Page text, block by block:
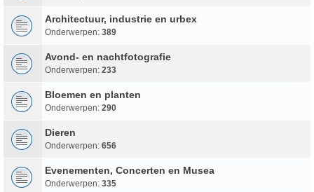
Architectuur, industrie en urbex
Onderwerpen: 389
Avond- en nachtfotografie
Onderwerpen: 233
Bloemen en planten
Onderwerpen: 290
Dieren
Onderwerpen: 656
Evenementen, Concerten en Musea
Onderwerpen: 335